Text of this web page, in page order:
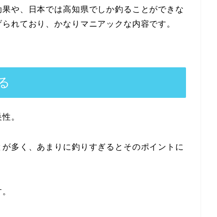
や、日本では高知県でしか釣ることができな
れており、かなりマニアックな内容です。
。
多く、あまりに釣りすぎるとそのポイントに